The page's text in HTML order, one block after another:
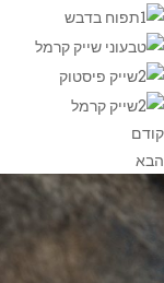
קודם
הבא